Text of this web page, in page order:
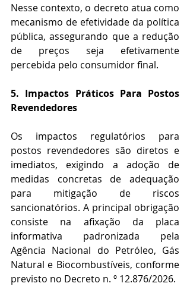
Nesse contexto, o decreto atua como
mecanismo de efetividade da política
pública, assegurando que a redução
de preços seja efetivamente
percebida pelo consumidor final.
5. Impactos Práticos Para Postos
Revendedores
Os impactos regulatórios para
postos revendedores são diretos e
imediatos, exigindo a adoção de
medidas concretas de adequação
para mitigação de riscos
sancionatórios. A principal obrigação
consiste na afixação da placa
informativa padronizada pela
Agência Nacional do Petróleo, Gás
Natural e Biocombustíveis, conforme
previsto no Decreto n. º 12.876/2026.